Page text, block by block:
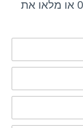
מקצועי ללא התחייבות 053-4916670 או מלאו את